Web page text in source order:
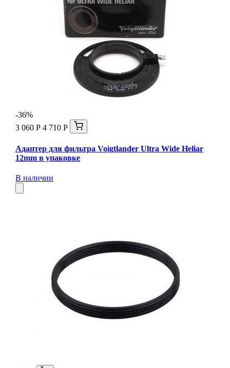
-36%
3 060 Р 4 710 Р
Адаптер для фильтра Voigtlander Ultra Wide Heliar
12mm в упаковке
В наличии